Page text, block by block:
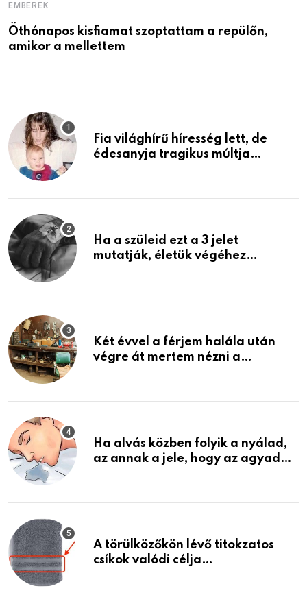
EMBEREK
Öthónapos kisfiamat szoptattam a repülőn,
amikor a mellettem
Fia világhírű híresség lett, de
édesanyja tragikus múltja
Ha a szüleid ezt a 3 jelet
mutatják, életük végéhez
Két évvel a férjem halála után
végre át mertem nézni a
életemet
Ha alvás közben folyik a nyálad,
az annak a jele, hogy az agyad…
A törülközőkön lévő titokzatos
csíkok valódi célja…